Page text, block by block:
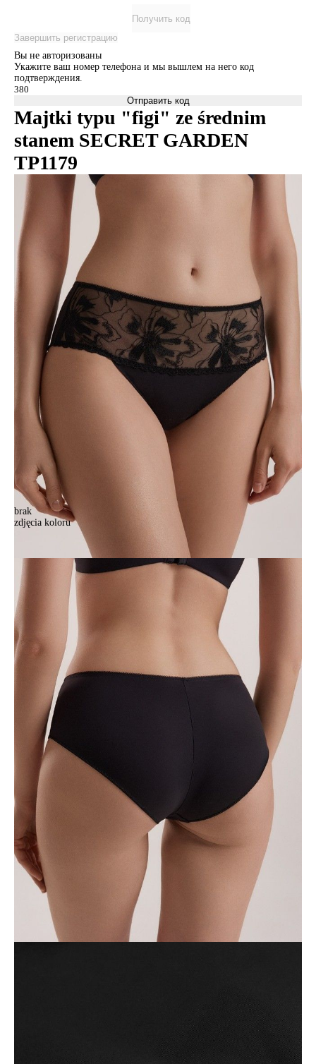
Получить код
Завершить регистрацию
Вы не авторизованы
Укажите ваш номер телефона и мы вышлем на него код
подтверждения.
Отправить код
Majtki typu "figi" ze średnim
stanem SECRET GARDEN
TP1179
brak
zdjęcia koloru
Majtki damskie CE SECRET GARDEN TP1179, r.102/L, czarny
Majtki damskie CE SECRET GARDEN TP1179, r.102/L, czarny
88,90 zł
BRAK
ZDJĘCIA
BRAK
ZDJĘCIA
Rozmiary:
Tabela rozmiarów
90/XS
94/S
110/XXL
DODAJ DO KOSZYKA
Jak złożyć zamówienie
POWIADOM MNIE O DOSTĘPNOŚCI
ПОЛУЧИТЬ ПО EMAIL
Dostawa
Kurier,
czas dostawy: 1-2 dni robocze
Paczkomaty InPost 24/7,
darmowa od 50 zł
czas dostawy: 1-2 dni robocze
Odbiór osobisty
w sklepie Conte (Łodz)
pn.- czw. 8:00 - 16:00, pt. 8:00 - 14:00
Opis produktu
tkaniny. Dolne krawędzie wykończone płaskim szwem zapewniającym